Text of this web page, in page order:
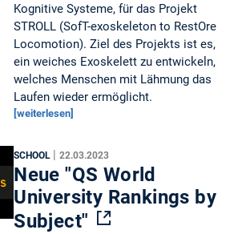
Kognitive Systeme, für das Projekt
STROLL (SofT-exoskeleton to RestOre
Locomotion). Ziel des Projekts ist es,
ein weiches Exoskelett zu entwickeln,
welches Menschen mit Lähmung das
Laufen wieder ermöglicht.
[weiterlesen]
SCHOOL |22.03.2023
Neue "QS World
University Rankings by
Subject"